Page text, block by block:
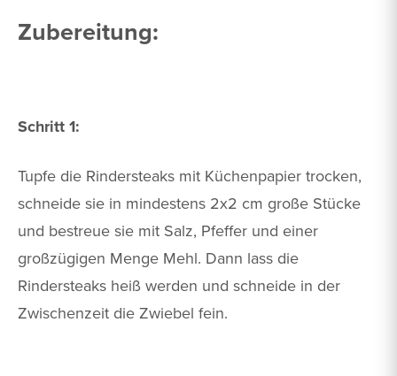
Zubereitung:
Schritt 1:
Tupfe die Rindersteaks mit Küchenpapier trocken,
schneide sie in mindestens 2x2 cm große Stücke
und bestreue sie mit Salz, Pfeffer und einer
großzügigen Menge Mehl. Dann lass die
Rindersteaks heiß werden und schneide in der
Zwischenzeit die Zwiebel fein.